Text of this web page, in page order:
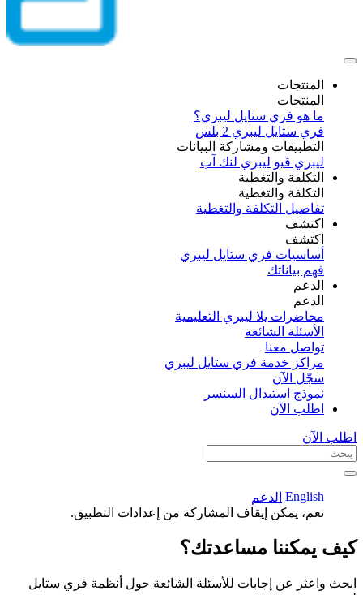
المنتجات
المنتجات
ما هو فري ستايل ليبري؟
فري ستايل ليبري 2 بلس​
التطبيقات ومشاركة البيانات
ليبري ڤيو ليبري لنك آب
التكلفة والتغطية
التكلفة والتغطية
تفاصيل التكلفة والتغطية
اكتشف​
اكتشف​
أساسيات فري ستايل ليبري
فهم بياناتك
الدعم
الدعم
محاضرات يلا ليبري التعليمية
الأسئلة الشائعة
تواصل معنا
مراكز خدمة فري ستايل ليبري
سجّل الآن​
نموذج استبدال السنسر
اطلب الآن
اطلب الآن
English الدعم
نعم، يمكن إيقاف المشاركة من إعدادات التطبيق.
كيف يمكننا مساعدتك؟
ابحث واعثر عن إجابات للأسئلة الشائعة حول أنظمة فري ستايل